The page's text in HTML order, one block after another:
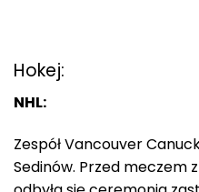
Hokej:
NHL:
Zespół Vancouver
Sedinów. Przed meczem